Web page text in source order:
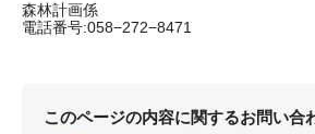
森林計画係
電話番号:058−272−8471
このページの内容に関するお問い合